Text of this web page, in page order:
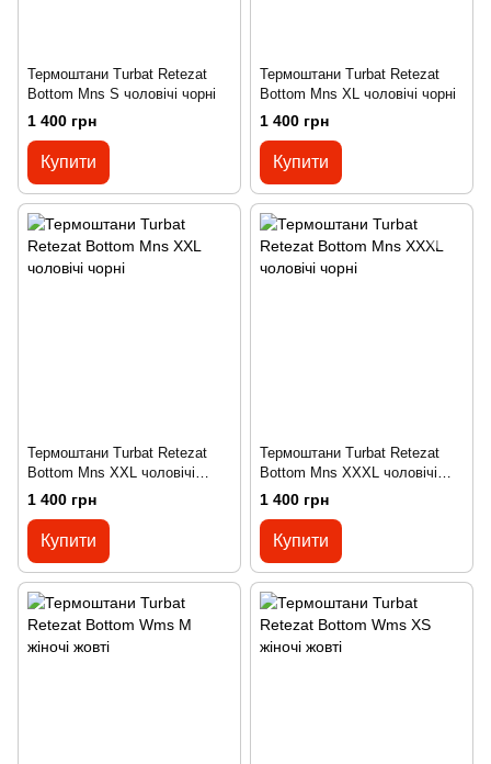
Термоштани Turbat Retezat
Bottom Mns S чоловічі чорні
1 400 грн
Купити
Термоштани Turbat Retezat
Bottom Mns XL чоловічі чорні
1 400 грн
Купити
Термоштани Turbat Retezat
Bottom Mns XXL чоловічі
чорні
1 400 грн
Купити
Термоштани Turbat Retezat
Bottom Mns XXXL чоловічі
чорні
1 400 грн
Купити